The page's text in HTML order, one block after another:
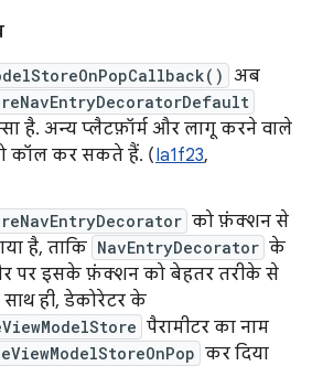
अब
है. अन्य प्लैटफ़ॉर्म और लागू करने वाले
कॉल कर सकते हैं. (Ia1f23,
को फ़ंक्शन से
है, ताकि NavEntryDecorator के
पर इसके फ़ंक्शन को बेहतर तरीके से
ही, डेकोरेटर के
पैरामीटर का नाम
कर दिया